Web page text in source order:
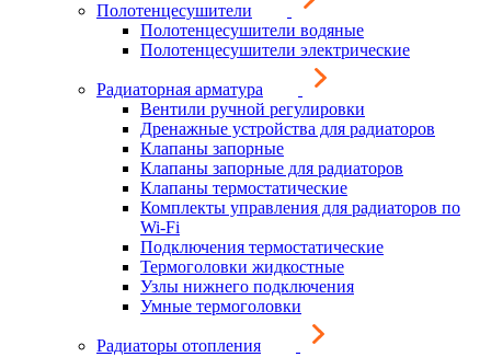
Полотенцесушители
Полотенцесушители водяные
Полотенцесушители электрические
Радиаторная арматура
Вентили ручной регулировки
Дренажные устройства для радиаторов
Клапаны запорные
Клапаны запорные для радиаторов
Клапаны термостатические
Комплекты управления для радиаторов по
Wi-Fi
Подключения термостатические
Термоголовки жидкостные
Узлы нижнего подключения
Умные термоголовки
Радиаторы отопления